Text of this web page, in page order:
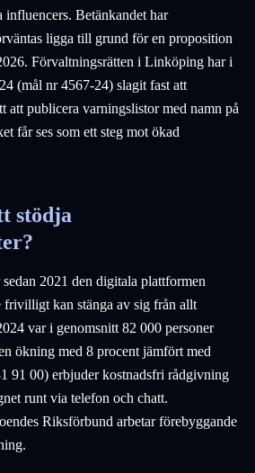
influencers. Betänkandet har
ligga till grund för en proposition
Förvaltningsrätten i Linköping har i
(mål nr 4567-24) slagit fast att
att publicera varningslistor med namn på
får ses som ett steg mot ökad
stödja
2021 den digitala plattformen
frivilligt kan stänga av sig från allt
var i genomsnitt 82 000 personer
ökning med 8 procent jämfört med
91 00) erbjuder kostnadsfri rådgivning
runt via telefon och chatt.
Riksförbund arbetar förebyggande